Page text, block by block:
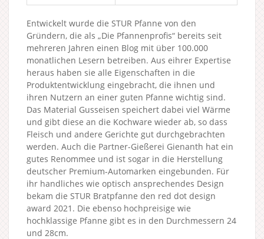
Entwickelt wurde die STUR Pfanne von den
Gründern, die als „Die Pfannenprofis“ bereits seit
mehreren Jahren einen Blog mit über 100.000
monatlichen Lesern betreiben. Aus eihrer Expertise
heraus haben sie alle Eigenschaften in die
Produktentwicklung eingebracht, die ihnen und
ihren Nutzern an einer guten Pfanne wichtig sind.
Das Material Gusseisen speichert dabei viel Wärme
und gibt diese an die Kochware wieder ab, so dass
Fleisch und andere Gerichte gut durchgebrachten
werden. Auch die Partner-Gießerei Gienanth hat ein
gutes Renommee und ist sogar in die Herstellung
deutscher Premium-Automarken eingebunden. Für
ihr handliches wie optisch ansprechendes Design
bekam die STUR Bratpfanne den red dot design
award 2021. Die ebenso hochpreisige wie
hochklassige Pfanne gibt es in den Durchmessern 24
und 28cm.